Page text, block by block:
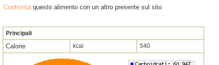
Confrontaquesto alimento con un altro presente sul sito
Principali
Calorie kcal 540